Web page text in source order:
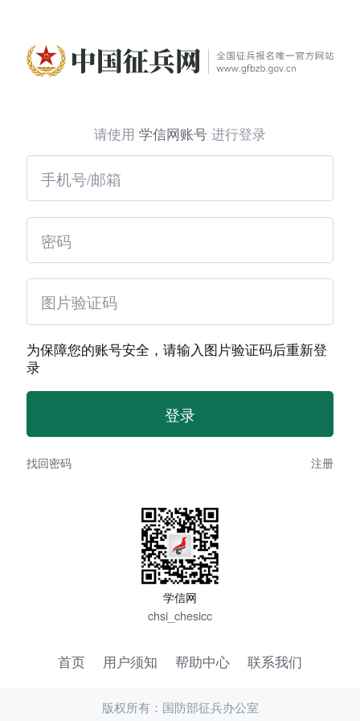
请使用 学信网账号 进行登录
为保障您的账号安全，请输入图片验证码后重新登
录
找回密码 注册
学信网
chsi_chesicc
首页 用户须知 帮助中心 联系我们
版权所有：国防部征兵办公室